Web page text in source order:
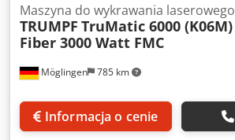
Möglingen 785 km
Maszyna do wykrawania laserowego
TRUMPF TruMatic 6000 (K06M)
Fiber 3000 Watt FMC
Informacja o cenie